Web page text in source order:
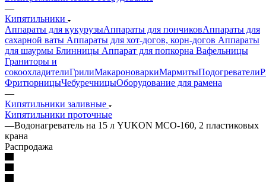
—
Кипятильники
Аппараты для кукурузыАппараты для пончиковАппараты для
сахарной ваты Аппараты для хот-догов, корн-догов Аппараты
для шаурмы Блинницы Аппарат для попкорна Вафельницы
Граниторы и
сокоохладителиГрилиМакароноваркиМармитыПодогреватели
ФритюрницыЧебуречницыОборудование для рамена
—
Кипятильники заливные
Кипятильники проточные
—Водонагреватель на 15 л YUKON MCO-160, 2 пластиковых
крана
Распродажа